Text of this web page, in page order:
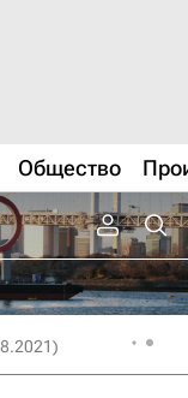
Общество